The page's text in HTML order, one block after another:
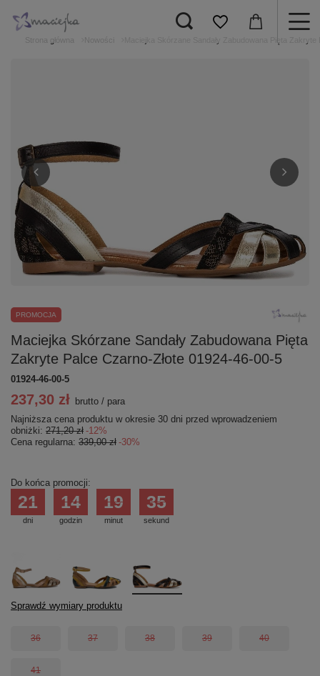
Strona główna Nowości
PROMOCJA
Maciejka Skórzane Sandały Zabudowana Pięta
Zakryte Palce Czarno-Złote 01924-46-00-5
01924-46-00-5
237,30 zł brutto / para
Najniższa cena produktu w okresie 30 dni przed wprowadzeniem
obniżki: 271,20 zł -12%
Cena regularna: 339,00 zł -30%
Do końca promocji:
dni
21
godzin
14
minut
19
sekund
35
Sprawdź wymiary produktu
36 37 38 39 40
41